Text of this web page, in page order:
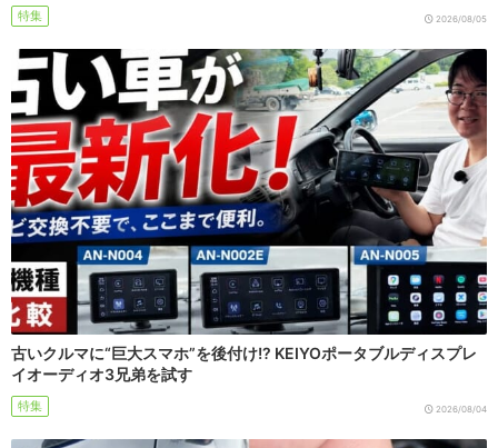
特集 2026/08/05
古いクルマに“巨大スマホ”を後付け!? KEIYOポータブルディスプレ
イオーディオ3兄弟を試す
特集 2026/08/04